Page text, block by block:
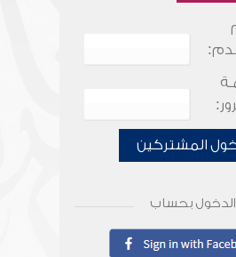
المشتركين
الدخول بحساب